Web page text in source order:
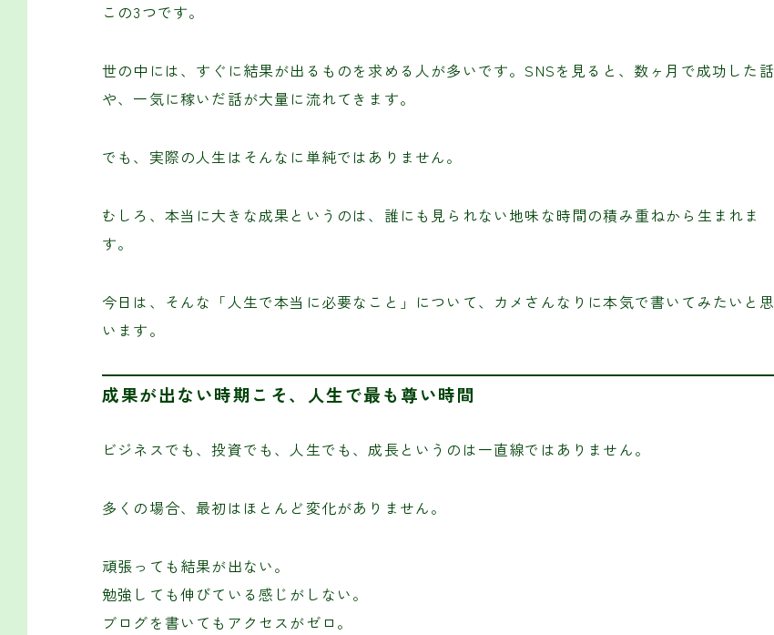
この3つです。
世の中には、すぐに結果が出るものを求める人が多いです。SNSを見ると、数ヶ月で成功した話
や、一気に稼いだ話が大量に流れてきます。
でも、実際の人生はそんなに単純ではありません。
むしろ、本当に大きな成果というのは、誰にも見られない地味な時間の積み重ねから生まれま
す。
今日は、そんな「人生で本当に必要なこと」について、カメさんなりに本気で書いてみたいと思
います。
成果が出ない時期こそ、人生で最も尊い時間
ビジネスでも、投資でも、人生でも、成長というのは一直線ではありません。
多くの場合、最初はほとんど変化がありません。
頑張っても結果が出ない。
勉強しても伸びている感じがしない。
ブログを書いてもアクセスがゼロ。